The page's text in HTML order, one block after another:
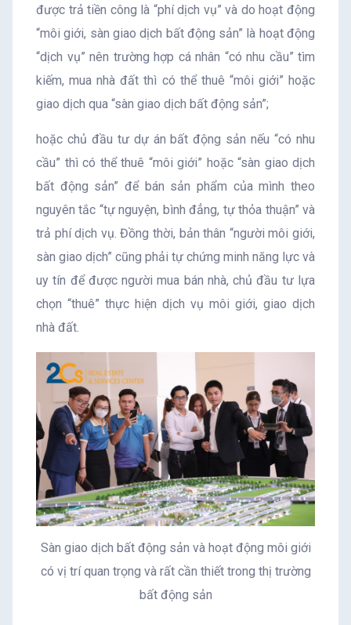
được trả tiền công là “phí dịch vụ” và do hoạt động
“môi giới, sàn giao dịch bất động sản” là hoạt động
“dịch vụ” nên trường hợp cá nhân “có nhu cầu” tìm
kiếm, mua nhà đất thì có thể thuê “môi giới” hoặc
giao dịch qua “sàn giao dịch bất động sản”;
hoặc chủ đầu tư dự án bất động sản nếu “có nhu
cầu” thì có thể thuê “môi giới” hoặc “sàn giao dịch
bất động sản” để bán sản phẩm của mình theo
nguyên tắc “tự nguyện, bình đẳng, tự thỏa thuận” và
trả phí dịch vụ. Đồng thời, bản thân “người môi giới,
sàn giao dịch” cũng phải tự chứng minh năng lực và
uy tín để được người mua bán nhà, chủ đầu tư lựa
chọn “thuê” thực hiện dịch vụ môi giới, giao dịch
nhà đất.
Sàn giao dịch bất động sản và hoạt động môi giới
có vị trí quan trọng và rất cần thiết trong thị trường
bất động sản